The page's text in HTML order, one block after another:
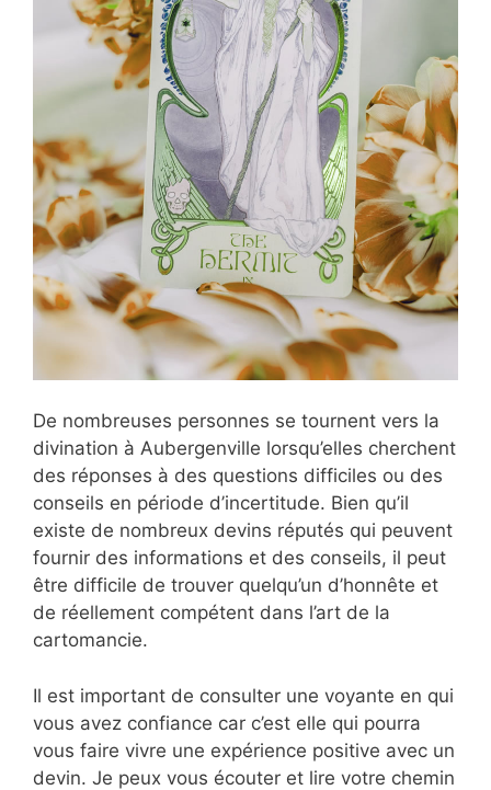
De nombreuses personnes se tournent vers la
divination à Aubergenville lorsqu’elles cherchent
des réponses à des questions difficiles ou des
conseils en période d’incertitude. Bien qu’il
existe de nombreux devins réputés qui peuvent
fournir des informations et des conseils, il peut
être difficile de trouver quelqu’un d’honnête et
de réellement compétent dans l’art de la
cartomancie.
Il est important de consulter une voyante en qui
vous avez confiance car c’est elle qui pourra
vous faire vivre une expérience positive avec un
devin. Je peux vous écouter et lire votre chemin